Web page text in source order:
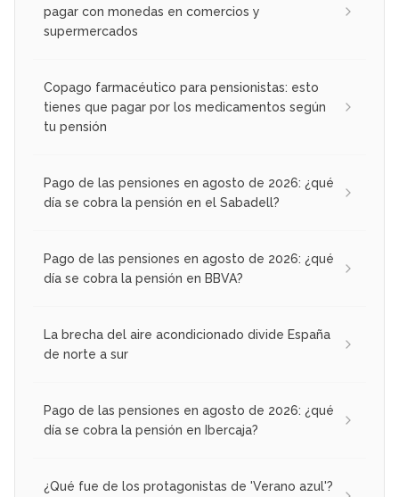
pagar con monedas en comercios y
supermercados
Copago farmacéutico para pensionistas: esto
tienes que pagar por los medicamentos según
tu pensión
Pago de las pensiones en agosto de 2026: ¿qué
día se cobra la pensión en el Sabadell?
Pago de las pensiones en agosto de 2026: ¿qué
día se cobra la pensión en BBVA?
La brecha del aire acondicionado divide España
de norte a sur
Pago de las pensiones en agosto de 2026: ¿qué
día se cobra la pensión en Ibercaja?
¿Qué fue de los protagonistas de 'Verano azul'?